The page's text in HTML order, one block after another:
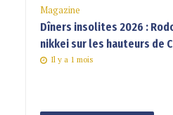
Magazine
Dîners insolites 2026 :
nikkei sur les hauteurs de
Il y a 1 mois